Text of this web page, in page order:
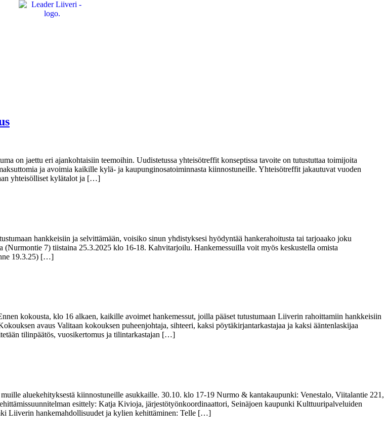
on jaettu eri ajankohtaisiin teemoihin. Uudistetussa yhteisötreffit konseptissa tavoite on tutustuttaa toimijoita
ja avoimia kaikille kylä- ja kaupunginosatoiminnasta kiinnostuneille. Yhteisötreffit jakautuvat vuoden
yhteisölliset kylätalot ja […]
hankkeisiin ja selvittämään, voisiko sinun yhdistyksesi hyödyntää hankerahoitusta tai tarjoaako joku
(Nurmontie 7) tiistaina 25.3.2025 klo 16-18. Kahvitarjoilu. Hankemessuilla voit myös keskustella omista
19.3.25) […]
kokousta, klo 16 alkaen, kaikille avoimet hankemessut, joilla pääset tutustumaan Liiverin rahoittamiin hankkeisiin
avaus Valitaan kokouksen puheenjohtaja, sihteeri, kaksi pöytäkirjantarkastajaa ja kaksi ääntenlaskijaa
tilinpäätös, vuosikertomus ja tilintarkastajan […]
aluekehityksestä kiinnostuneille asukkaille. 30.10. klo 17-19 Nurmo & kantakaupunki: Venestalo, Viitalantie 221,
esittely: Katja Kivioja, järjestötyönkoordinaattori, Seinäjoen kaupunki Kulttuuripalveluiden
Liiverin hankemahdollisuudet ja kylien kehittäminen: Telle […]